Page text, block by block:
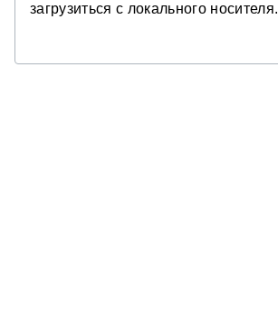
загрузиться с локального носителя.